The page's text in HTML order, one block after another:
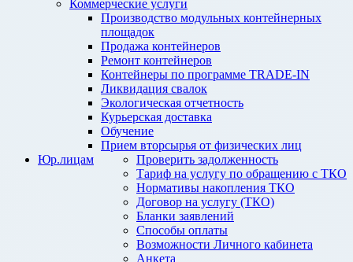
Коммерческие услуги
Производство модульных контейнерных
площадок
Продажа контейнеров
Ремонт контейнеров
Контейнеры по программе TRADE-IN
Ликвидация свалок
Экологическая отчетность
Курьерская доставка
Обучение
Прием вторсырья от физических лиц
Проверить задолженность
Тариф на услугу по обращению с ТКО
Нормативы накопления ТКО
Договор на услугу (ТКО)
Бланки заявлений
Способы оплаты
Возможности Личного кабинета
Анкета
Юр.лицам